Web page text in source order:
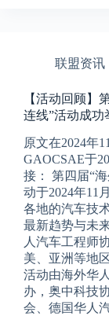
联盟资讯
【活动回顾】
连线”活动成功
原文在2024年
GAOCSAE于
接： 第四届“
动于2024年11
各地的汽车技
最新趋势与未
人汽车工程师
美、亚洲等地
活动由海外华
办，奥中科技
会、德国华人